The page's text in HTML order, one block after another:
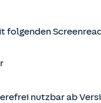
folgenden
nutzbar ab